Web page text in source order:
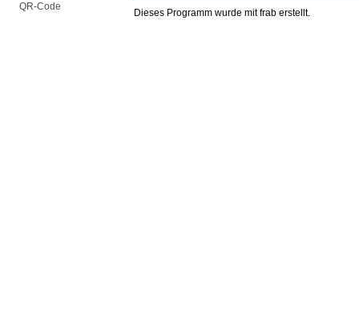
QR-Code
Dieses Programm wurde mitfrab erstellt.